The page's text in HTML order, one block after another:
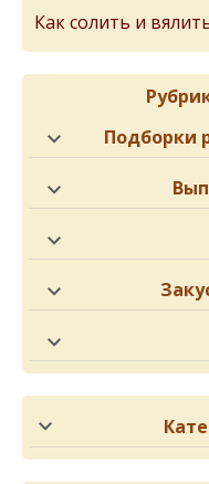
Как солить и
Подборки